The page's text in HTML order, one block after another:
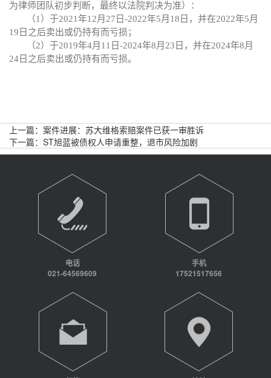
为律师团队初步判断，最终以法院判决为准）：
（1）于2021年12月27日-2022年5月18日，并在2022年5月
19日之后卖出或仍持有而亏损；
（2）于2019年4月11日-2024年8月23日，并在2024年8月
24日之后卖出或仍持有而亏损。
上一篇： 案件进展：苏大维格索赔案件已获一审胜诉
下一篇： ST旭蓝被债权人申请重整，退市风险加剧
电话
021-64569609
手机
17521517656